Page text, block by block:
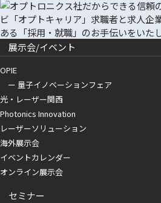
展示会/イベント
OPIE
ー 量子イノベーションフェア
光・レーザー関西
Photonics Innovation
レーザーソリューション
海外展示会
イベントカレンダー
オンライン展示会
セミナー